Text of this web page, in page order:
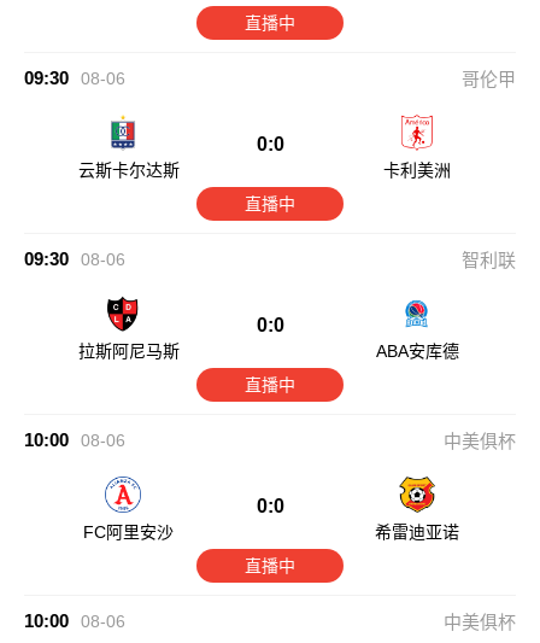
直播中
09:30 08-06 哥伦甲
云斯卡尔达斯
0:0
卡利美洲
直播中
09:30 08-06 智利联
拉斯阿尼马斯
0:0
ABA安库德
直播中
10:00 08-06 中美俱杯
FC阿里安沙
0:0
希雷迪亚诺
直播中
10:00 08-06 中美俱杯